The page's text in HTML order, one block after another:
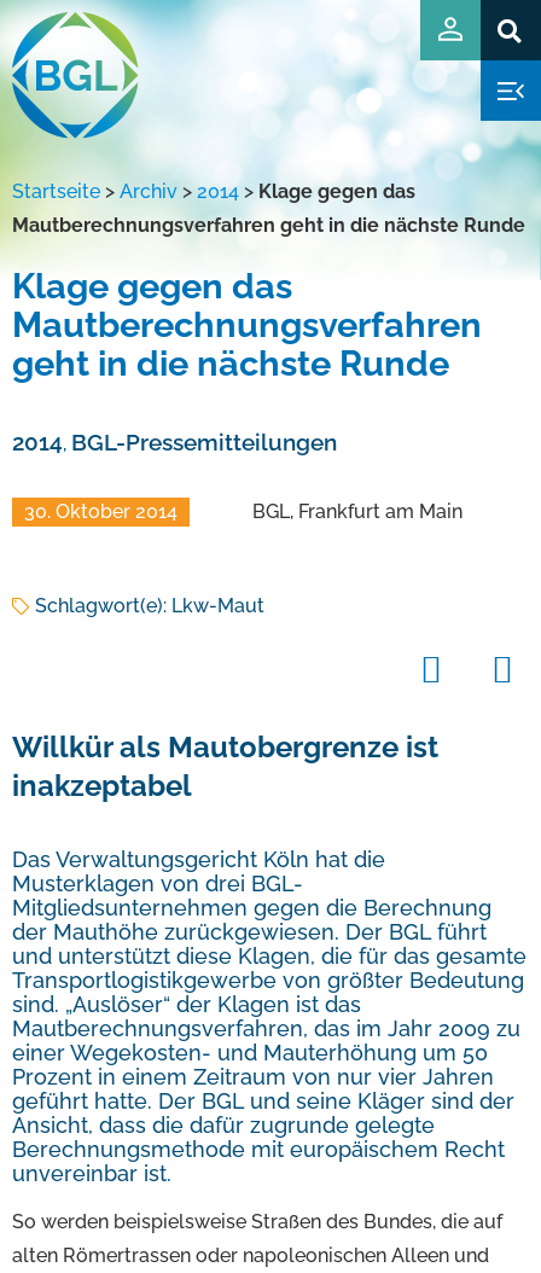
Startseite > Archiv > 2014 > Klage gegen das
Mautberechnungsverfahren geht in die nächste Runde
Klage gegen das
Mautberechnungsverfahren
geht in die nächste Runde
2014, BGL-Pressemitteilungen
30. Oktober 2014 BGL, Frankfurt am Main
Schlagwort(e): Lkw-Maut
Willkür als Mautobergrenze ist
inakzeptabel
Das Verwaltungsgericht Köln hat die
Musterklagen von drei BGL-
Mitgliedsunternehmen gegen die Berechnung
der Mauthöhe zurückgewiesen. Der BGL führt
und unterstützt diese Klagen, die für das gesamte
Transportlogistikgewerbe von größter Bedeutung
sind. „Auslöser“ der Klagen ist das
Mautberechnungsverfahren, das im Jahr 2009 zu
einer Wegekosten- und Mauterhöhung um 50
Prozent in einem Zeitraum von nur vier Jahren
geführt hatte. Der BGL und seine Kläger sind der
Ansicht, dass die dafür zugrunde gelegte
Berechnungsmethode mit europäischem Recht
unvereinbar ist.
So werden beispielsweise Straßen des Bundes, die auf
alten Römertrassen oder napoleonischen Alleen und